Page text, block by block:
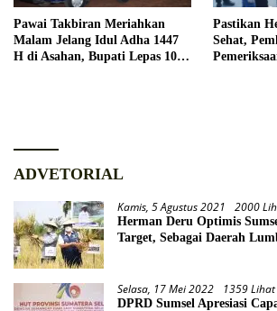
Pawai Takbiran Meriahkan
Malam Jelang Idul Adha 1447
H di Asahan, Bupati Lepas 100
Pastikan
Sehat,
ADVETORIAL
Kamis, 5 Agustus 2021 2000
Herman Deru Optimis
Target, Sebagai Daerah
Selasa, 17 Mei 2022 1359 Lihat
DPRD Sumsel Apresiasi